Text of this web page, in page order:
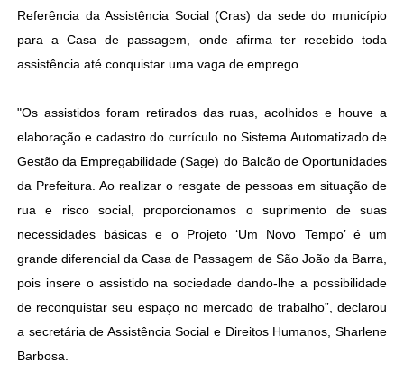
Referência da Assistência Social (Cras) da sede do município
para a Casa de passagem, onde afirma ter recebido toda
assistência até conquistar uma vaga de emprego.
"Os assistidos foram retirados das ruas, acolhidos e houve a
elaboração e cadastro do currículo no Sistema Automatizado de
Gestão da Empregabilidade (Sage) do Balcão de Oportunidades
da Prefeitura. Ao realizar o resgate de pessoas em situação de
rua e risco social, proporcionamos o suprimento de suas
necessidades básicas e o Projeto ‘Um Novo Tempo’ é um
grande diferencial da Casa de Passagem de São João da Barra,
pois insere o assistido na sociedade dando-lhe a possibilidade
de reconquistar seu espaço no mercado de trabalho”, declarou
a secretária de Assistência Social e Direitos Humanos, Sharlene
Barbosa.